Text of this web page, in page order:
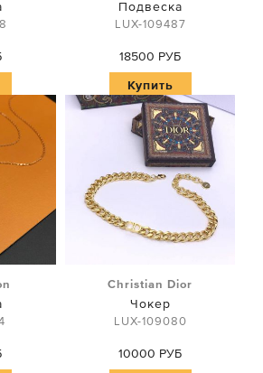
Подвеска
LUX-109487
18500 РУБ
Купить
Christian Dior
Чокер
LUX-109080
10000 РУБ